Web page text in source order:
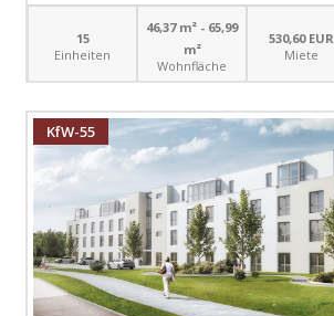
15
Einheiten
46,37 m² - 65,99
m²
Wohnfläche
530,60 EUR
Miete
KfW-55